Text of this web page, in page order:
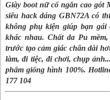
Giày boot nữ cổ ngắn cao
siêu hack dáng GBN72A có
không phụ kiện giúp bạn gái
khác nhau. Chất da Pu
trước tạo cảm giác chân dài
làm, đi tiệc, đi chơi, chụp
phẩm giống hình 100%.
177 104